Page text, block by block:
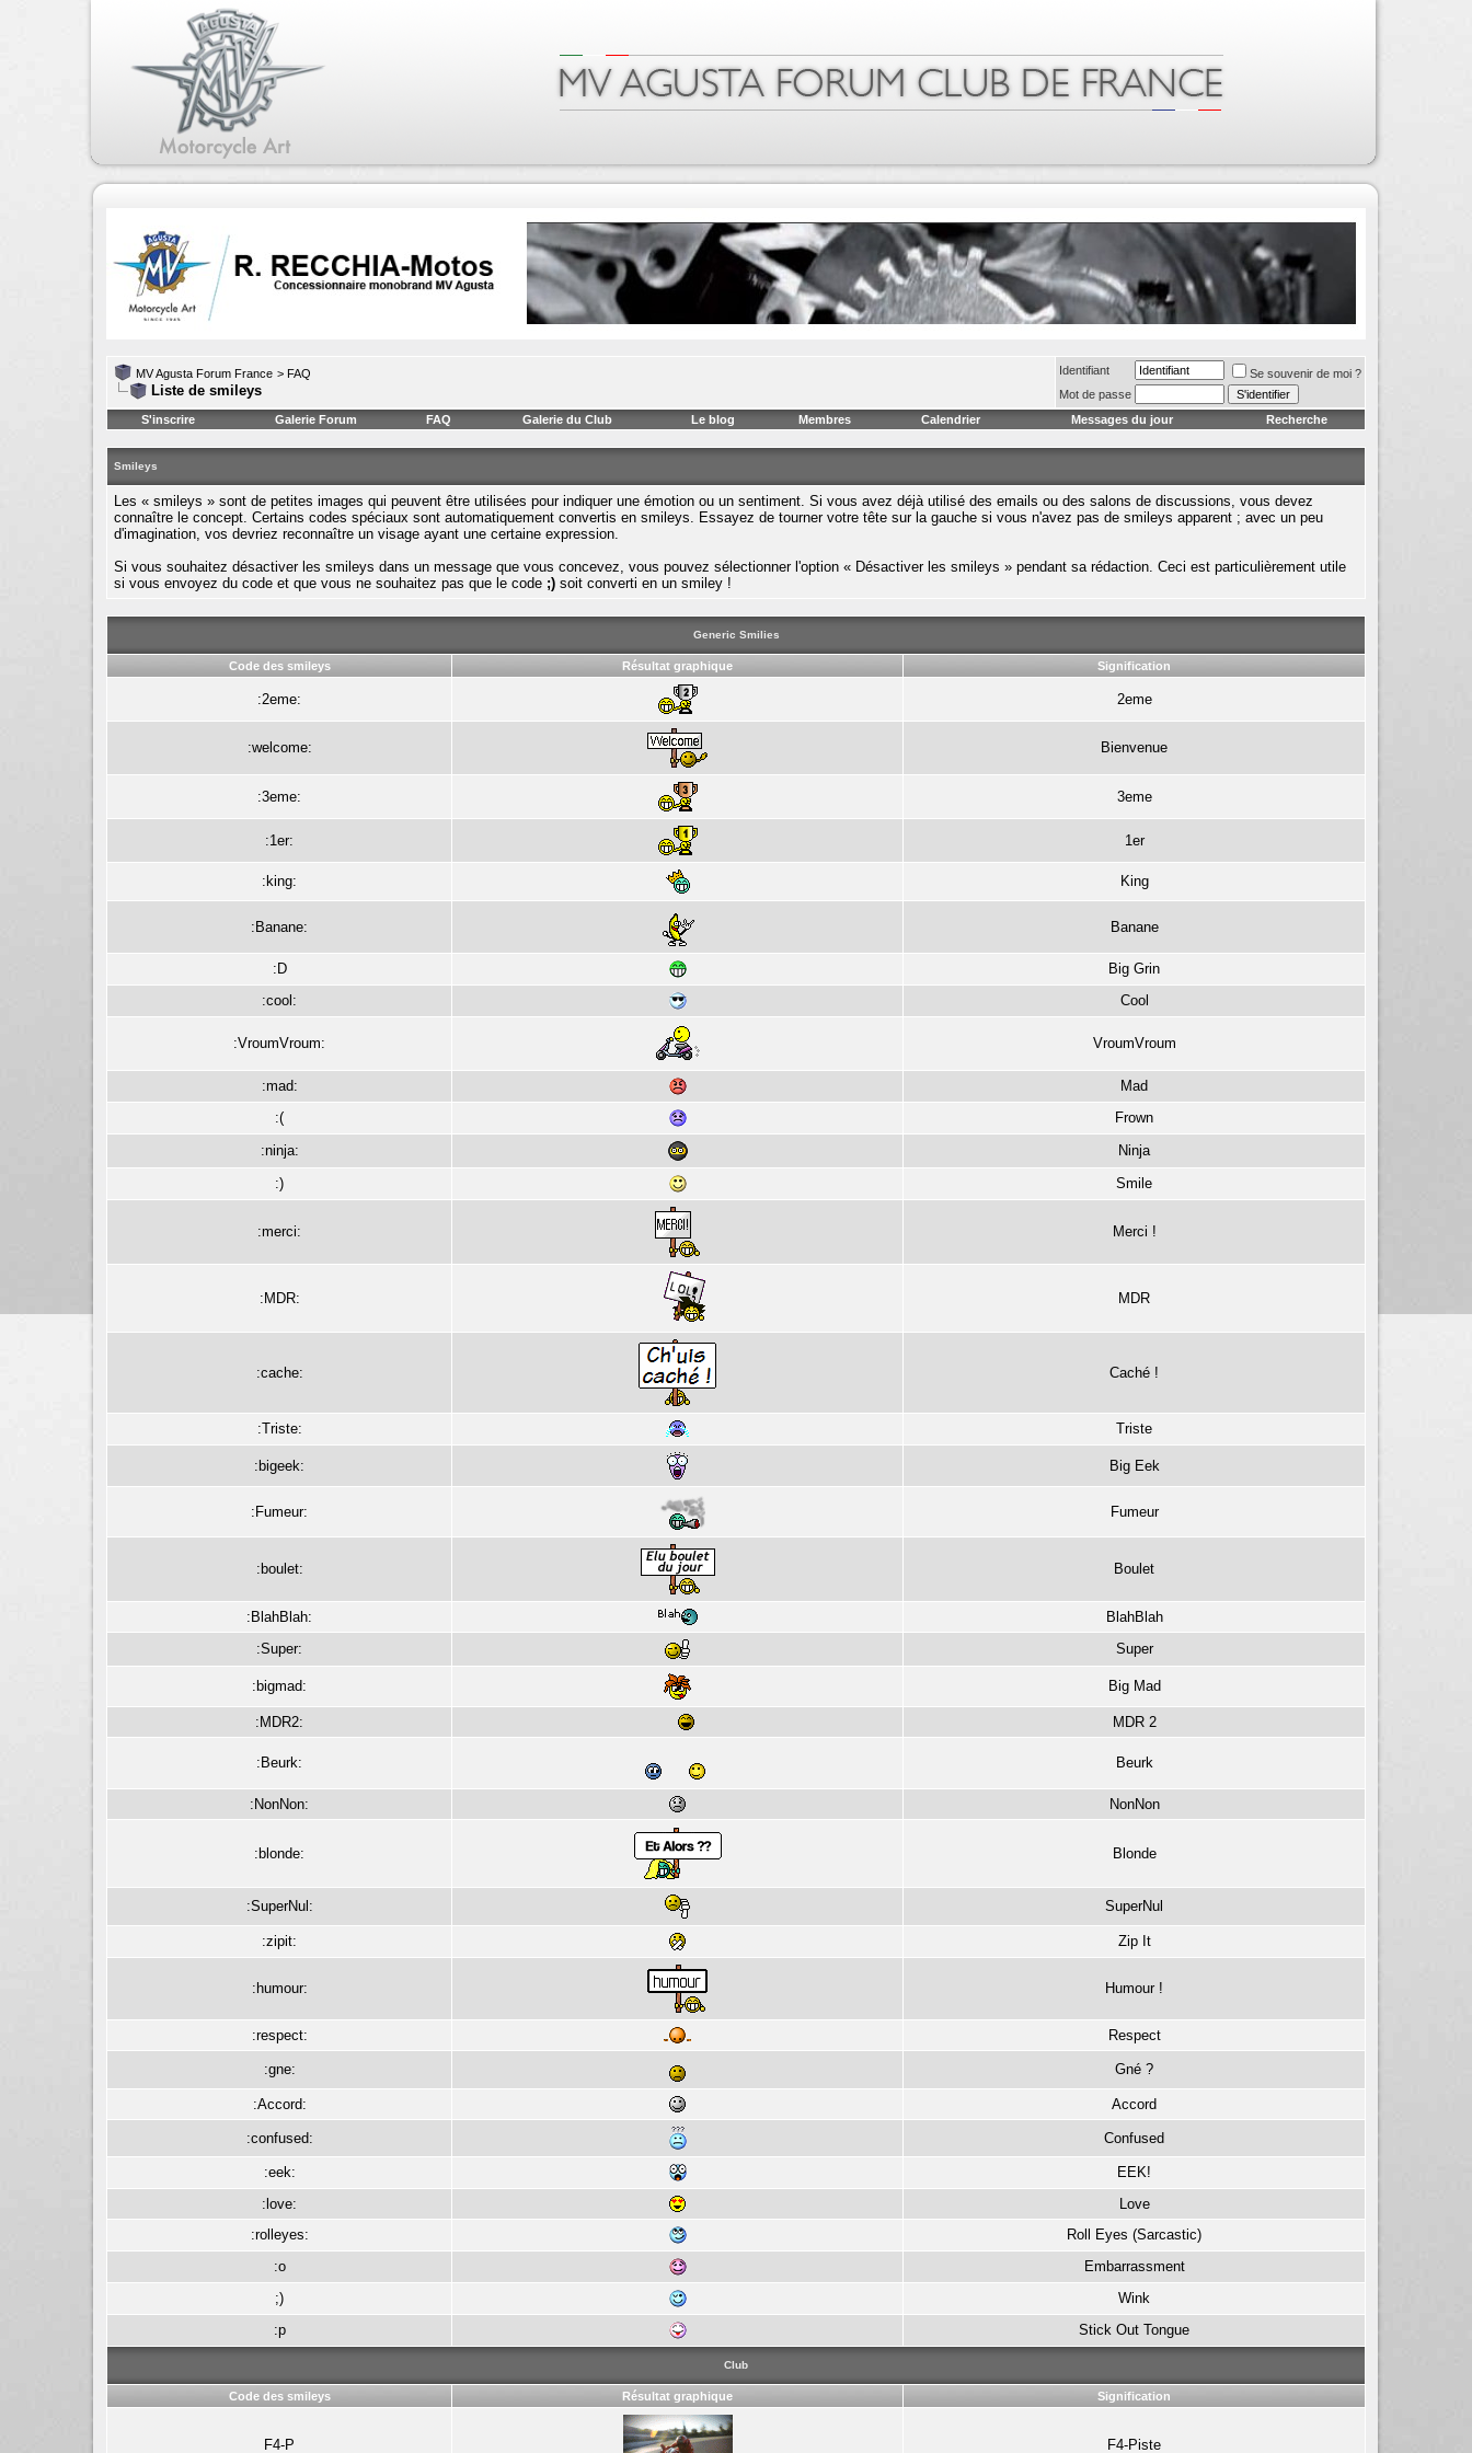
MV Agusta Forum France > FAQ
Liste de smileys
Identifiant
Se souvenir de moi ?
Mot de passe
S'inscrire
Galerie Forum FAQ Galerie du Club Le blog Membres Calendrier Messages du jour Recherche
Smileys
Les « smileys » sont de petites images qui peuvent être utilisées pour indiquer une émotion ou un sentiment. Si vous avez déjà utilisé des emails ou des salons de discussions, vous devez
connaître le concept. Certains codes spéciaux sont automatiquement convertis en smileys. Essayez de tourner votre tête sur la gauche si vous n'avez pas de smileys apparent ; avec un peu
d'imagination, vos devriez reconnaître un visage ayant une certaine expression.
Si vous souhaitez désactiver les smileys dans un message que vous concevez, vous pouvez sélectionner l'option « Désactiver les smileys » pendant sa rédaction. Ceci est particulièrement utile
si vous envoyez du code et que vous ne souhaitez pas que le code ;) soit converti en un smiley !
Generic Smilies
Code des smileys Résultat graphique Signification
:2eme: 2eme
:welcome: Bienvenue
:3eme: 3eme
:1er: 1er
:king: King
:Banane: Banane
:D
Big Grin
:cool:
Cool
:VroumVroum: VroumVroum
:mad:
Mad
:(
Frown
:ninja:
Ninja
:)
Smile
:merci: Merci !
:MDR: MDR
:cache: Caché !
:Triste: Triste
:bigeek: Big Eek
:Fumeur: Fumeur
:boulet: Boulet
:BlahBlah:
BlahBlah
:Super:
Super
:bigmad: Big Mad
:MDR2: MDR 2
:Beurk: Beurk
:NonNon: NonNon
:blonde: Blonde
:SuperNul: SuperNul
:zipit: Zip It
:humour: Humour !
:respect: Respect
:gne: Gné ?
:Accord: Accord
:confused: Confused
:eek:
EEK!
:love:
Love
:rolleyes:
Roll Eyes (Sarcastic)
:o
Embarrassment
;)
Wink
:p
Stick Out Tongue
Club
Code des smileys Résultat graphique Signification
F4-P F4-Piste